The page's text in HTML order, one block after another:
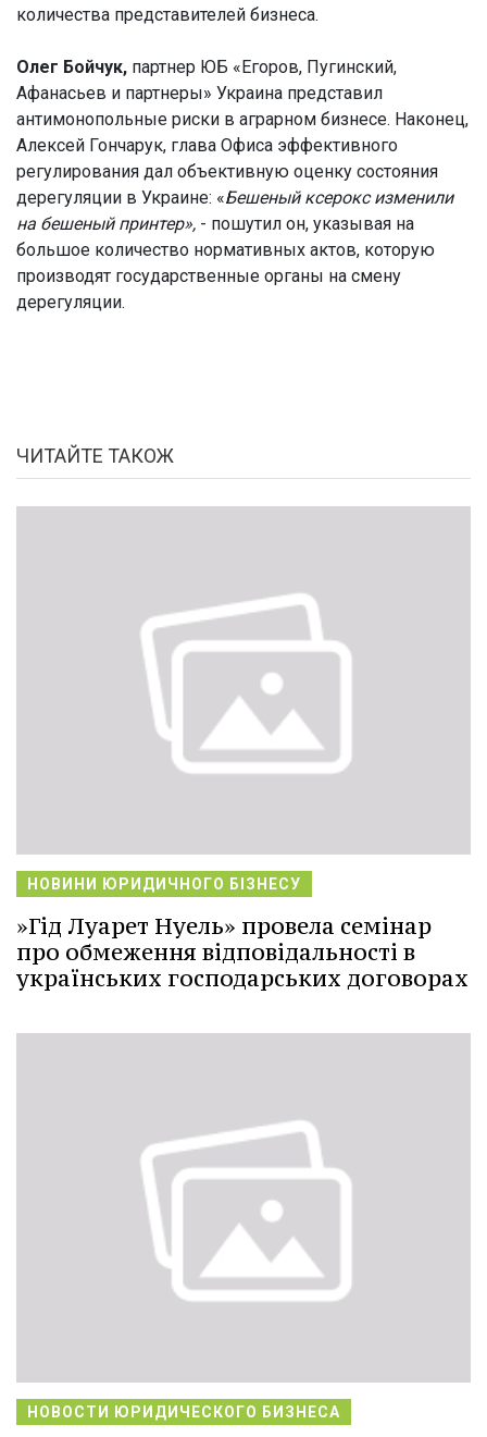
количества представителей бизнеса.
Олег Бойчук, партнер ЮБ «Егоров, Пугинский,
Афанасьев и партнеры» Украина представил
антимонопольные риски в аграрном бизнесе. Наконец,
Алексей Гончарук, глава Офиса эффективного
регулирования дал объективную оценку состояния
дерегуляции в Украине: «Бешеный ксерокс изменили
на бешеный принтер», - пошутил он, указывая на
большое количество нормативных актов, которую
производят государственные органы на смену
дерегуляции.
ЧИТАЙТЕ ТАКОЖ
НОВИНИ ЮРИДИЧНОГО БІЗНЕСУ
»Гід Луарет Нуель» провела семінар
про обмеження відповідальності в
українських господарських договорах
НОВОСТИ ЮРИДИЧЕСКОГО БИЗНЕСА